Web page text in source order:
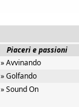
Piaceri e passioni
» Avvinando
» Golfando
» Sound On